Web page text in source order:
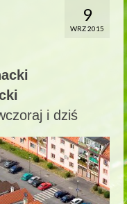
9
WRZ 2015
i dziś